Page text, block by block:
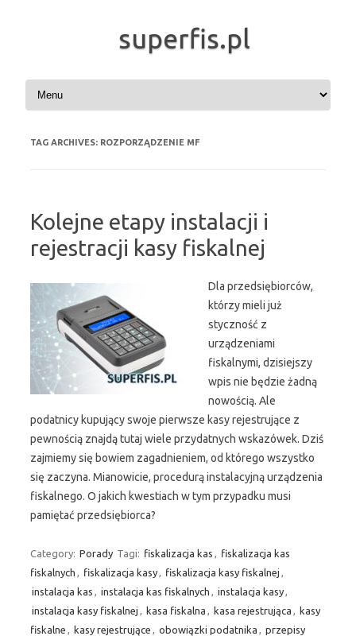
superfis.pl
Skip to content
TAG ARCHIVES: ROZPORZĄDZENIE MF
Kolejne etapy instalacji i
rejestracji kasy fiskalnej
Dla przedsiębiorców,
którzy mieli już
styczność z
urządzeniami
fiskalnymi, dzisiejszy
wpis nie będzie żadną
nowością. Ale
podatnicy kupujący swoje pierwsze kasy rejestrujące z
pewnością znajdą tutaj wiele przydatnych wskazówek. Dziś
zajmiemy się bowiem zagadnieniem, od którego wszystko
się zaczyna. Mianowicie, procedurą instalacyjną urządzenia
fiskalnego. O jakich kwestiach w tym przypadku musi
pamiętać przedsiębiorca?
Category: Porady Tagi: fiskalizacja kas , fiskalizacja kas
fiskalnych , fiskalizacja kasy, fiskalizacja kasy fiskalnej ,
instalacja kas , instalacja kas fiskalnych , instalacja kasy,
instalacja kasy fiskalnej , kasa fiskalna , kasa rejestrująca , kasy
fiskalne , kasy rejestrujące , obowiązki podatnika , przepisy